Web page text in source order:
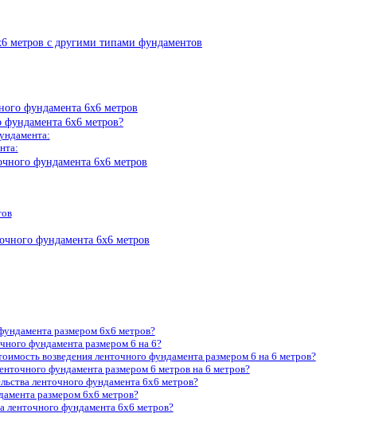
метров с другими типами фундаментов
фундамента 6х6 метров
фундамента 6х6 метров?
фундамента 6х6 метров
фундамента 6х6 метров
размером 6х6 метров?
фундамента размером 6 на 6?
возведения ленточного фундамента размером 6 на 6 метров?
фундамента размером 6 метров на 6 метров?
ленточного фундамента 6х6 метров?
размером 6х6 метров?
ленточного фундамента 6х6 метров?